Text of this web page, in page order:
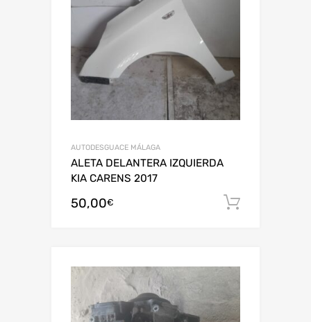
AUTODESGUACE MÁLAGA
ALETA DELANTERA IZQUIERDA
KIA CARENS 2017
50,00€